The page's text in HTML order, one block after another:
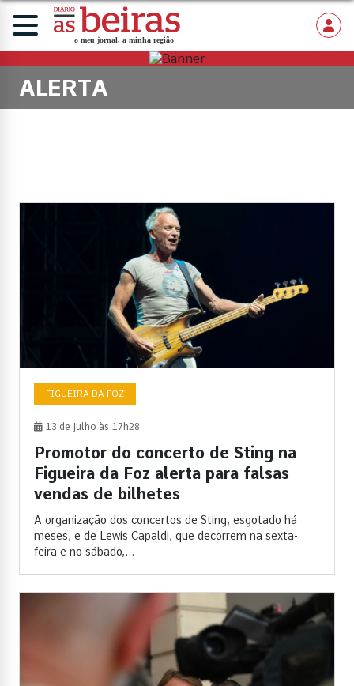
ALERTA
FIGUEIRA DA FOZ
13 de Julho às 17h28
Promotor do concerto de Sting na
Figueira da Foz alerta para falsas
vendas de bilhetes
A organização dos concertos de Sting, esgotado há
meses, e de Lewis Capaldi, que decorrem na sexta-
feira e no sábado,...